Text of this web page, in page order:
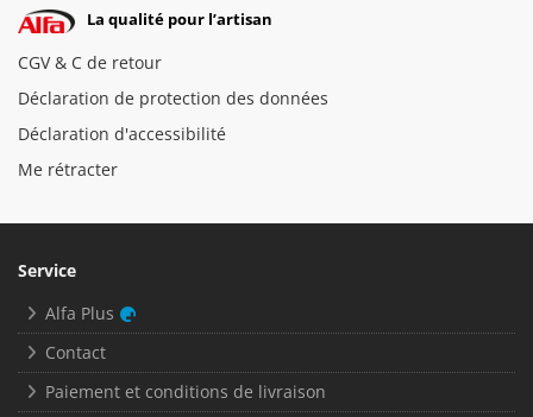
La qualité pour l’artisan
CGV & C de retour
Déclaration de protection des données
Déclaration d'accessibilité
Me rétracter
Service
Alfa Plus
Contact
Paiement et conditions de livraison